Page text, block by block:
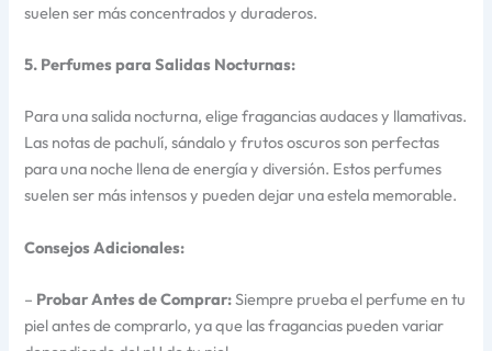
suelen ser más concentrados y duraderos.
5. Perfumes para Salidas Nocturnas:
Para una salida nocturna, elige fragancias audaces y llamativas.
Las notas de pachulí, sándalo y frutos oscuros son perfectas
para una noche llena de energía y diversión. Estos perfumes
suelen ser más intensos y pueden dejar una estela memorable.
Consejos Adicionales:
– Probar Antes de Comprar:Siempre prueba el perfume en tu
piel antes de comprarlo, ya que las fragancias pueden variar